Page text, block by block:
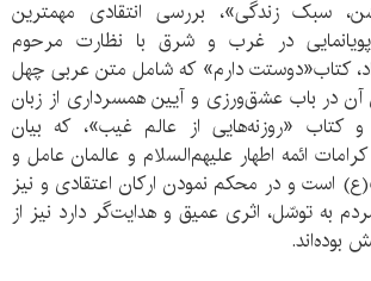
سبک زندگی»، بررسی انتقادی مهمترین
در غرب و شرق با نظارت مرحوم
کتاب«دوستت دارم» که شامل متن عربی چهل
در باب عشق‌ورزی و آیین همسرداری از زبان
«روزنه‌هایی از عالم غیب»، که بیان
ائمه اطهار علیهم‌السلام و عالمان عامل و
است و در محکم نمودن ارکان اعتقادی و نیز
به توسّل، اثری عمیق و هدایت‌گر دارد نیز از